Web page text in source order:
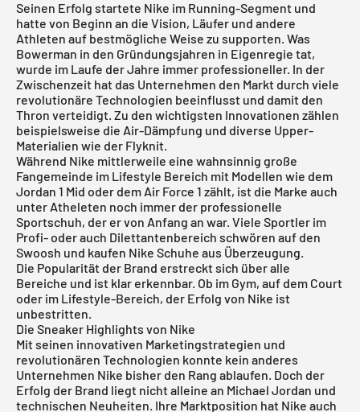
Seinen Erfolg startete Nike im Running-Segment und
hatte von Beginn an die Vision, Läufer und andere
Athleten auf bestmögliche Weise zu supporten. Was
Bowerman in den Gründungsjahren in Eigenregie tat,
wurde im Laufe der Jahre immer professioneller. In der
Zwischenzeit hat das Unternehmen den Markt durch viele
revolutionäre Technologien beeinflusst und damit den
Thron verteidigt. Zu den wichtigsten Innovationen zählen
beispielsweise die Air-Dämpfung und diverse Upper-
Materialien wie der Flyknit.
Während Nike mittlerweile eine wahnsinnig große
Fangemeinde im Lifestyle Bereich mit Modellen wie dem
Jordan 1 Mid oder dem Air Force 1 zählt, ist die Marke auch
unter Atheleten noch immer der professionelle
Sportschuh, der er von Anfang an war. Viele Sportler im
Profi- oder auch Dilettantenbereich schwören auf den
Swoosh und kaufen Nike Schuhe aus Überzeugung.
Die Popularität der Brand erstreckt sich über alle
Bereiche und ist klar erkennbar. Ob im Gym, auf dem Court
oder im Lifestyle-Bereich, der Erfolg von Nike ist
unbestritten.
Die Sneaker Highlights von Nike
Mit seinen innovativen Marketingstrategien und
revolutionären Technologien konnte kein anderes
Unternehmen Nike bisher den Rang ablaufen. Doch der
Erfolg der Brand liegt nicht alleine an Michael Jordan und
technischen Neuheiten. Ihre Marktposition hat Nike auch